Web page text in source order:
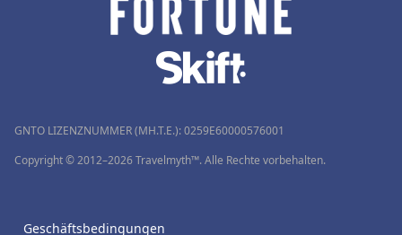
GNTO LIZENZNUMMER (MH.T.E.): 0259Ε60000576001
Copyright © 2012–2026 Travelmyth™. Alle Rechte vorbehalten.
Geschäftsbedingungen